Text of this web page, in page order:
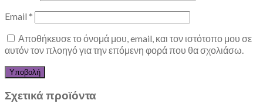
Email *
Αποθήκευσε το όνομά μου, email, και τον ιστότοπο μου σε
αυτόν τον πλοηγό για την επόμενη φορά που θα σχολιάσω.
Σχετικά προϊόντα